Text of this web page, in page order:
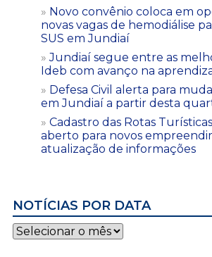
Novo convênio coloca em
novas vagas de hemodiálise
SUS em Jundiaí
Jundiaí segue entre as
Ideb com avanço na
Defesa Civil alerta para
em Jundiaí a partir desta
Cadastro das Rotas
aberto para novos
atualização de informações
NOTÍCIAS POR DATA
Notícias
por